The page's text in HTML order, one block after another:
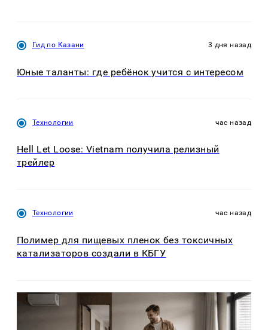
Гид по Казани 3 дня назад
Юные таланты: где ребёнок учится с интересом
Технологии час назад
Hell Let Loose: Vietnam получила релизный
трейлер
Технологии час назад
Полимер для пищевых пленок без токсичных
катализаторов создали в КБГУ